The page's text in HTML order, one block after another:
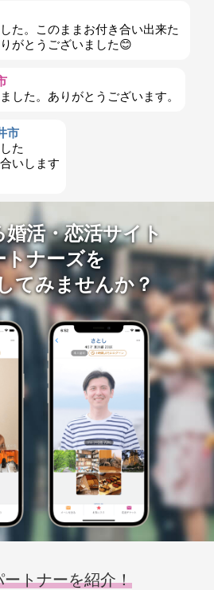
た。このままお付き合い出来た
がとうございました😊
した。ありがとうございます。
市
た
いします
婚活・恋活サイト
トナーズを
てみませんか？
トナーを紹介！